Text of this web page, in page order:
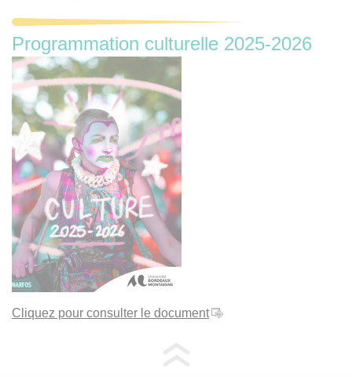
Programmation culturelle 2025-2026
Cliquez pour consulter le document